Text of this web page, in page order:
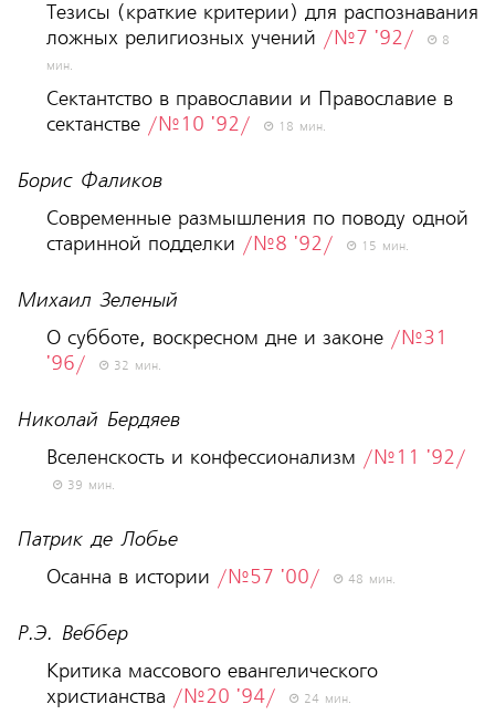
Тезисы (краткие критерии) для распознавания
ложных религиозных учений /№7 '92/
8
мин.
Сектантство в православии и Православие в
сектанстве /№10 '92/ 18 мин.
Борис Фаликов
Современные размышления по поводу одной
старинной подделки /№8 '92/ 15 мин.
Михаил Зеленый
О субботе, воскресном дне и законе /№31
'96/
32 мин.
Николай Бердяев
Вселенскость и конфессионализм /№11 '92/
39 мин.
Патрик де Лобье
Осанна в истории /№57 '00/ 48 мин.
Р.Э. Веббер
Критика массового евангелического
христианства /№20 '94/ 24 мин.